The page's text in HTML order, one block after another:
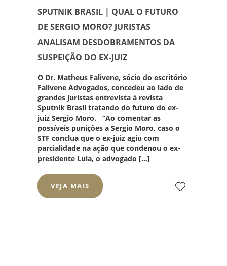
SPUTNIK BRASIL | QUAL O FUTURO
DE SERGIO MORO? JURISTAS
ANALISAM DESDOBRAMENTOS DA
SUSPEIÇÃO DO EX-JUIZ
O Dr. Matheus Falivene, sócio do escritório
Falivene Advogados, concedeu ao lado de
grandes juristas entrevista à revista
Sputnik Brasil tratando do futuro do ex-
juiz Sergio Moro. “Ao comentar as
possíveis punições a Sergio Moro, caso o
STF conclua que o ex-juiz agiu com
parcialidade na ação que condenou o ex-
presidente Lula, o advogado […]
VEJA MAIS